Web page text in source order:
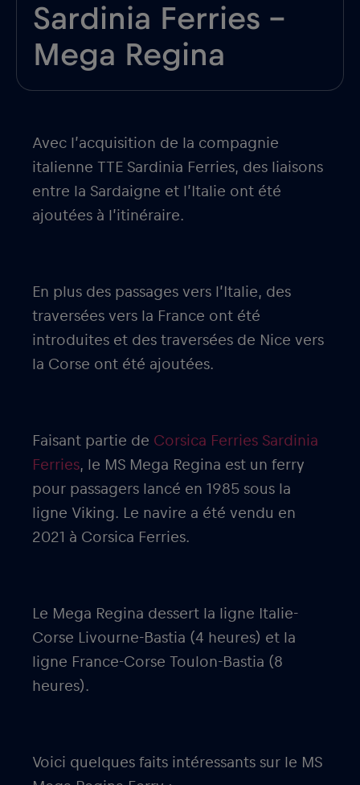
Sardinia Ferries –
Mega Regina
Avec l’acquisition de la compagnie
italienne TTE Sardinia Ferries, des liaisons
entre la Sardaigne et l’Italie ont été
ajoutées à l’itinéraire.
En plus des passages vers l’Italie, des
traversées vers la France ont été
introduites et des traversées de Nice vers
la Corse ont été ajoutées.
Faisant partie de Corsica Ferries Sardinia
Ferries, le MS Mega Regina est un ferry
pour passagers lancé en 1985 sous la
ligne Viking. Le navire a été vendu en
2021 à Corsica Ferries.
Le Mega Regina dessert la ligne Italie-
Corse Livourne-Bastia (4 heures) et la
ligne France-Corse Toulon-Bastia (8
heures).
Voici quelques faits intéressants sur le MS